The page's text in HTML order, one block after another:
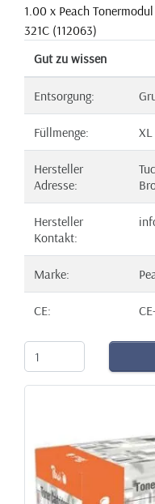
1.00 x Peach
321C (112063)
Gut zu wissen
Entsorgung:
Füllmenge: XL
Hersteller
Adresse:
Hersteller
Kontakt:
Marke:
CE: